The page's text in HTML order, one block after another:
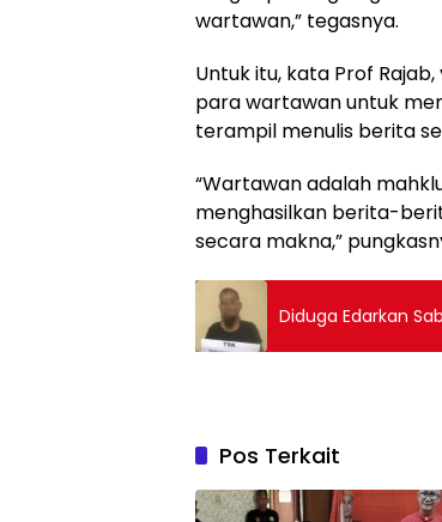
wartawan,” tegasnya.
Untuk itu, kata Prof
para wartawan untuk
terampil menulis berita
“Wartawan adalah
menghasilkan berita-
secara makna,”
Diduga Edarkan
Pos Terkait